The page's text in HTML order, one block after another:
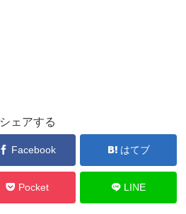
シェアする
Facebook はてブ
Pocket LINE